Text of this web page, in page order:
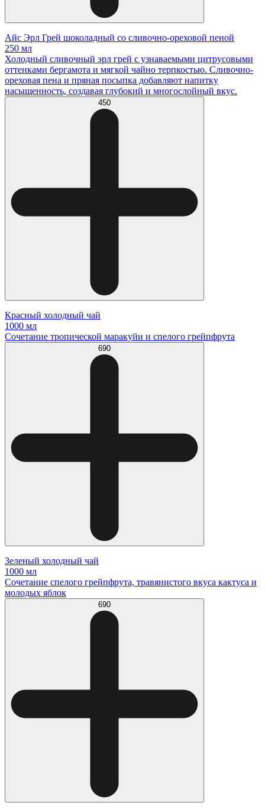
Айс Эрл Грей шоколадный со сливочно-ореховой пеной
250 мл
Холодный сливочный эрл грей с узнаваемыми цитрусовыми
оттенками бергамота и мягкой чайно терпкостью. Сливочно-
ореховая пена и пряная посыпка добавляют напитку
насыщенность, создавая глубокий и многослойный вкус.
450
Красный холодный чай
1000 мл
Сочетание тропической маракуйи и спелого грейпфрута
690
Зеленый холодный чай
1000 мл
Сочетание спелого грейпфрута, травянистого вкуса кактуса и
молодых яблок
690